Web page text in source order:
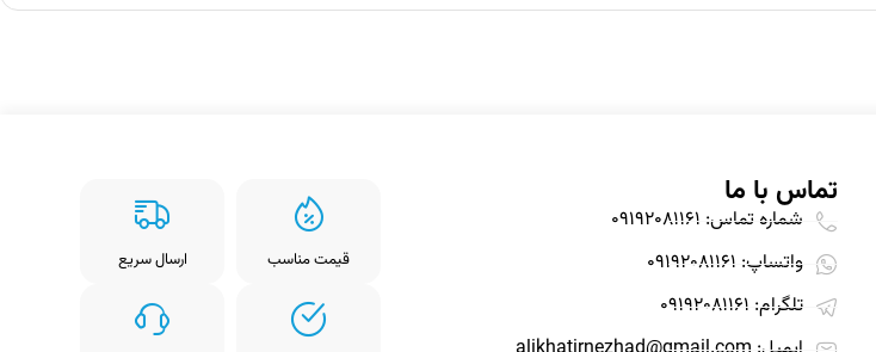
تماس با ما
شماره تماس: 09192081161
واتساپ: 09192081161
تلگرام: 09192081161
قیمت مناسب قیمت مناسب ارسال سریع